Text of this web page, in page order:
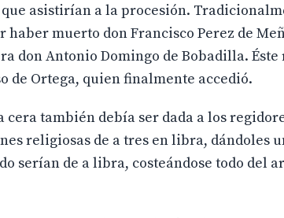
asistirían a la procesión.
muerto don Francisco Perez de
don Antonio Domingo de Bobadilla. Éste
de Ortega, quien finalmente accedió.
cera también debía ser dada a los
religiosas de a tres en libra, dándoles
serían de a libra, costeándose todo del